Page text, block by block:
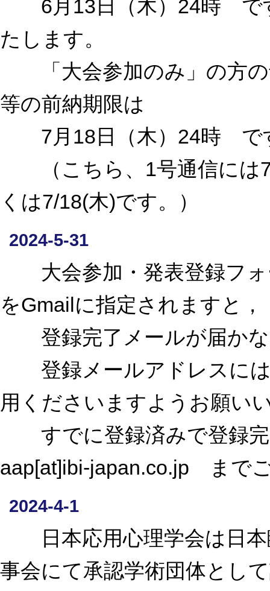
6月13日（木）24時 で
たします。
「大会参加のみ」の方の
等の前納期限は
7月18日（木）24時 で
（こちら、1号通信には
くは7/18(木)です。）
2024-5-31
大会参加・発表登録フォ
をGmailに指定されますと，
登録完了メールが届かな
登録メールアドレスには
用くださいますようお願い
すでに登録済みで登録
aap[at]ibi-japan.co.jp まで
2024-4-1
日本応用心理学会は日本
事会にて承認学術団体とし